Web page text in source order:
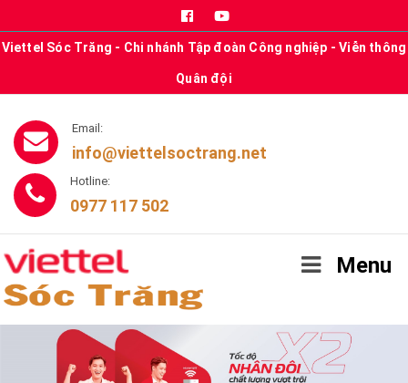
Viettel Sóc Trăng - Chi nhánh Tập đoàn Công nghiệp - Viễn thông
Quân đội
Email:
info@viettelsoctrang.net
Hotline:
0977 117 502
Menu